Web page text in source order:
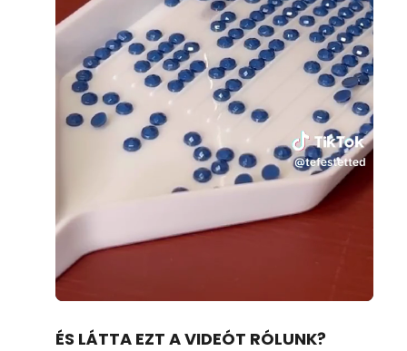
95.22%
ÉS LÁTTA EZT A VIDEÓT RÓLUNK?